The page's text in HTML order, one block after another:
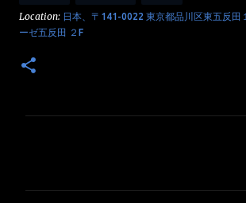
Location: 日本、〒141-0022 東京都品川区東五反田
ーゼ五反田 ２F